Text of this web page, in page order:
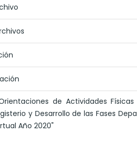
de Actividades
y Desarrollo de las Fases
Año 2020"